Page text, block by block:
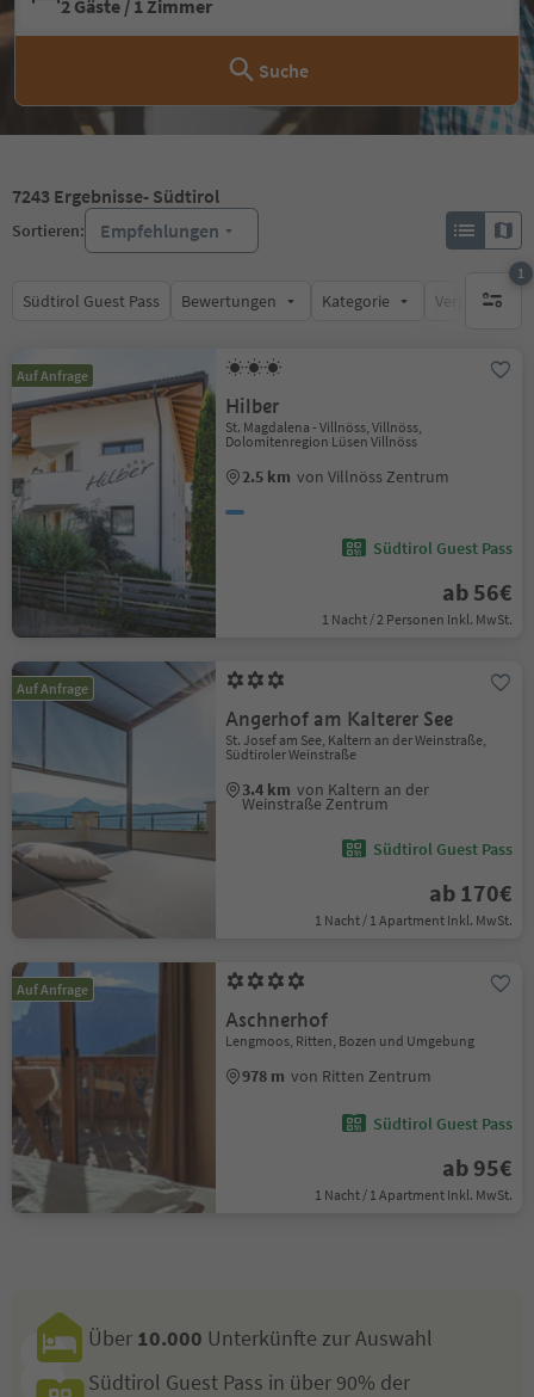
2 Gäste / 1 Zimmer
Suche
7243 Ergebnisse- Südtirol
Sortieren: Empfehlungen
Südtirol Guest Pass Bewertungen Kategorie
1
1
Auf Anfrage
Hilber
St. Magdalena - Villnöss, Villnöss,
Dolomitenregion Lüsen Villnöss
2.5 km von Villnöss Zentrum
Südtirol Guest Pass
ab 56€
1 Nacht / 2 Personen Inkl. MwSt.
Auf Anfrage
Angerhof am Kalterer See
St. Josef am See, Kaltern an der Weinstraße,
Südtiroler Weinstraße
3.4 km von Kaltern an der
Weinstraße Zentrum
Südtirol Guest Pass
ab 170€
1 Nacht / 1 Apartment Inkl. MwSt.
Auf Anfrage
Aschnerhof
Lengmoos, Ritten, Bozen und Umgebung
978 m von Ritten Zentrum
Südtirol Guest Pass
ab 95€
1 Nacht / 1 Apartment Inkl. MwSt.
Über 10.000 Unterkünfte zur Auswahl
Südtirol Guest Pass in über 90% der